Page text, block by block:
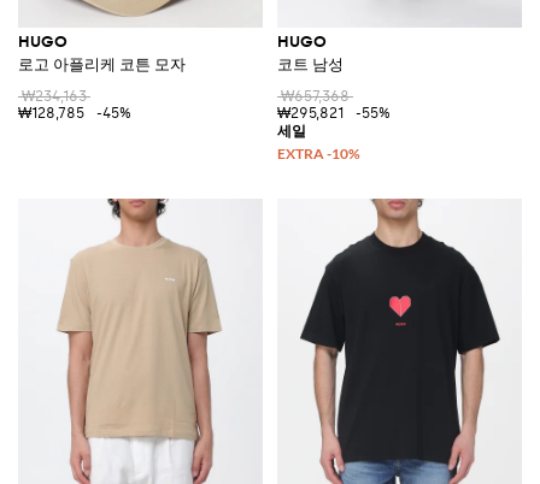
HUGO
로고 아플리케 코튼 모자
₩234,163
₩128,785
-45%
HUGO
코트 남성
₩657,368
₩295,821
-55%